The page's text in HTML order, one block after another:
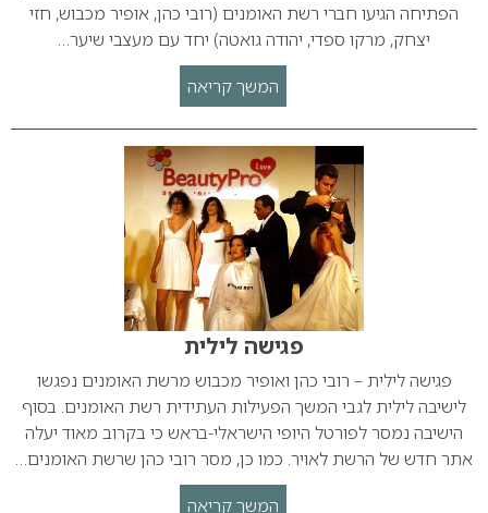
הפתיחה הגיעו חברי רשת האומנים (רובי כהן, אופיר מכבוש, חזי
יצחק, מרקו ספדי, יהודה גואטה) יחד עם מעצבי שיער…
המשך קריאה
פגישה לילית
פגישה לילית – רובי כהן ואופיר מכבוש מרשת האומנים נפגשו
לישיבה לילית לגבי המשך הפעילות העתידית רשת האומנים. בסוף
הישיבה נמסר לפורטל היופי הישראלי-בראש כי בקרוב מאוד יעלה
אתר חדש של הרשת לאויר. כמו כן, מסר רובי כהן שרשת האומנים…
המשך קריאה